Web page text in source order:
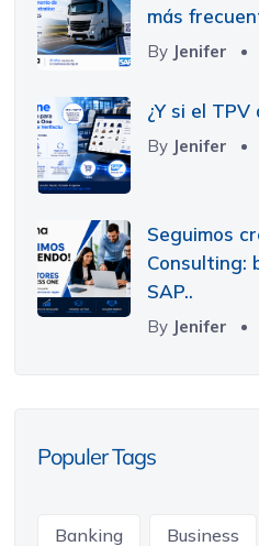
más
By Jenifer
¿Y si el
By Jenifer
Seguimos
Consulting:
SAP..
By Jenifer
Populer Tags
Banking Business